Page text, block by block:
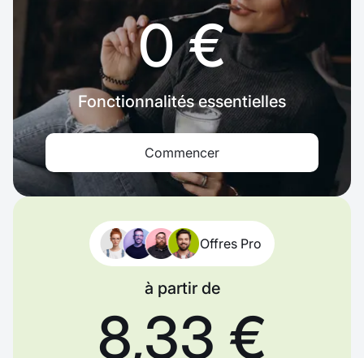
0 €
Fonctionnalités essentielles
Commencer
Offres Pro
à partir de
8,33 €